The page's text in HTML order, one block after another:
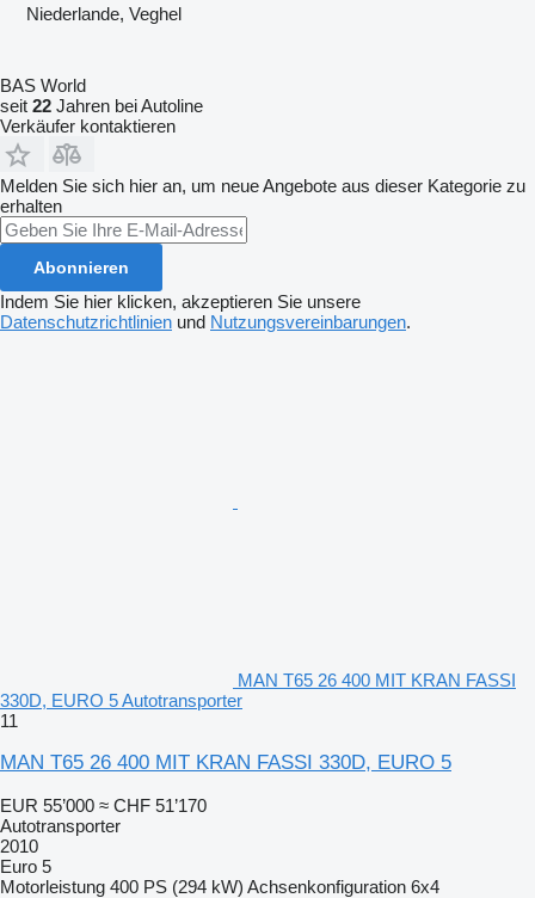
Niederlande, Veghel
BAS World
seit 22 Jahren bei Autoline
Verkäufer kontaktieren
Melden Sie sich hier an, um neue Angebote aus dieser Kategorie zu
erhalten
Abonnieren
Indem Sie hier klicken, akzeptieren Sie unsere
Datenschutzrichtlinien und Nutzungsvereinbarungen.
MAN T65 26 400 MIT KRAN FASSI
330D, EURO 5 Autotransporter
11
MAN T65 26 400 MIT KRAN FASSI 330D, EURO 5
EUR 55’000 ≈ CHF 51’170
Autotransporter
2010
Euro 5
Motorleistung 400 PS (294 kW) Achsenkonfiguration 6x4